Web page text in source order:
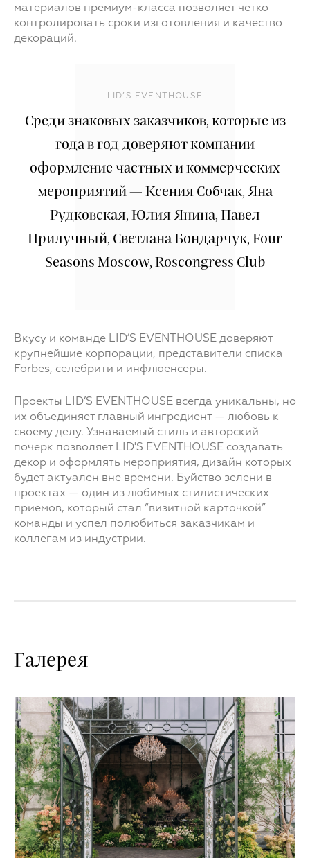
материалов премиум-класса позволяет четко
контролировать сроки изготовления и качество
декораций.
LID’S EVENTHOUSE
Среди знаковых заказчиков, которые из
года в год доверяют компании
оформление частных и коммерческих
мероприятий — Ксения Собчак, Яна
Рудковская, Юлия Янина, Павел
Прилучный, Светлана Бондарчук, Four
Seasons Moscow, Roscongress Club
Вкусу и команде LID’S EVENTHOUSE доверяют
крупнейшие корпорации, представители списка
Forbes, селебрити и инфлюенсеры.
Проекты LID’S EVENTHOUSE всегда уникальны, но
их объединяет главный ингредиент — любовь к
своему делу. Узнаваемый стиль и авторский
почерк позволяет LID'S EVENTHOUSE создавать
декор и оформлять мероприятия, дизайн которых
будет актуален вне времени. Буйство зелени в
проектах — один из любимых стилистических
приемов, который стал “визитной карточкой”
команды и успел полюбиться заказчикам и
коллегам из индустрии.
Галерея